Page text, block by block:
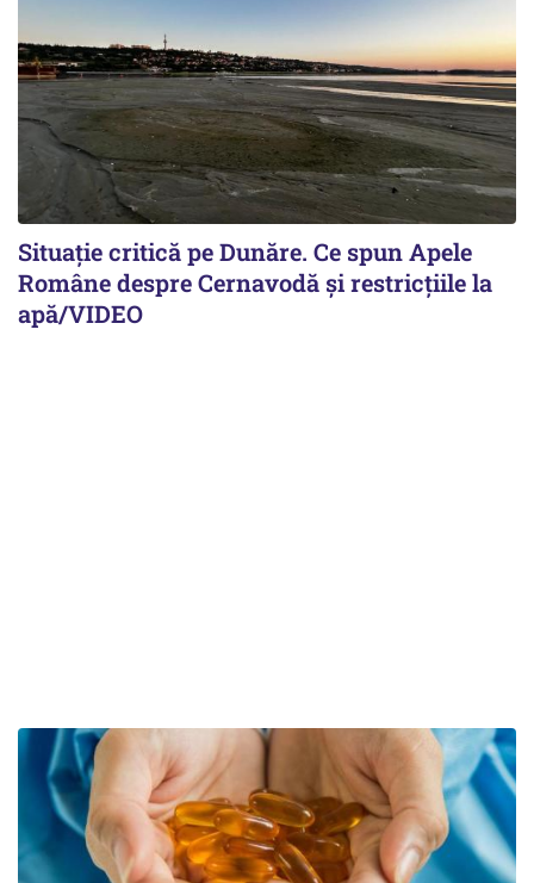
Situație critică pe Dunăre. Ce spun Apele
Române despre Cernavodă și restricțiile la
apă/VIDEO